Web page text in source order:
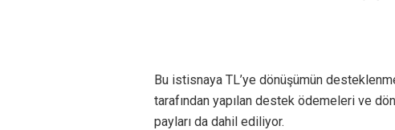
Bu istisnaya TL’ye dönüşümün
tarafından yapılan destek ödemeleri ve
payları da dahil ediliyor.